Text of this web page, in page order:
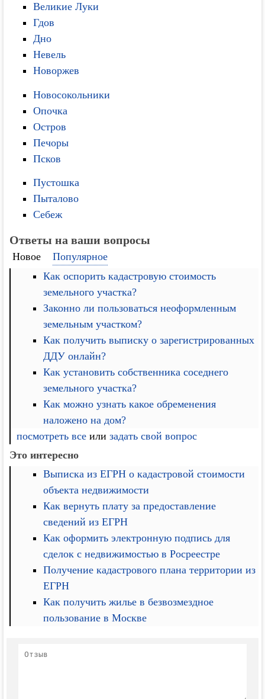
Великие Луки
Гдов
Дно
Невель
Новоржев
Новосокольники
Опочка
Остров
Печоры
Псков
Пустошка
Пыталово
Себеж
Ответы на ваши вопросы
Новое
Популярное
Как оспорить кадастровую стоимость
земельного участка?
Законно ли пользоваться неоформленным
земельным участком?
Как получить выписку о зарегистрированных
ДДУ онлайн?
Как установить собственника соседнего
земельного участка?
Как можно узнать какое обременения
наложено на дом?
посмотреть все илизадать свой вопрос
Это интересно
Выписка из ЕГРН о кадастровой стоимости
объекта недвижимости
Как вернуть плату за предоставление
сведений из ЕГРН
Как оформить электронную подпись для
сделок с недвижимостью в Росреестре
Получение кадастрового плана территории из
ЕГРН
Как получить жилье в безвозмездное
пользование в Москве